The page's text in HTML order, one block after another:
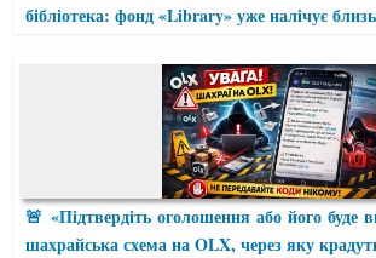
бібліотека: фонд «Library» уже налічує
🚨 «Підтвердіть оголошення або його
шахрайська схема на OLX, через яку